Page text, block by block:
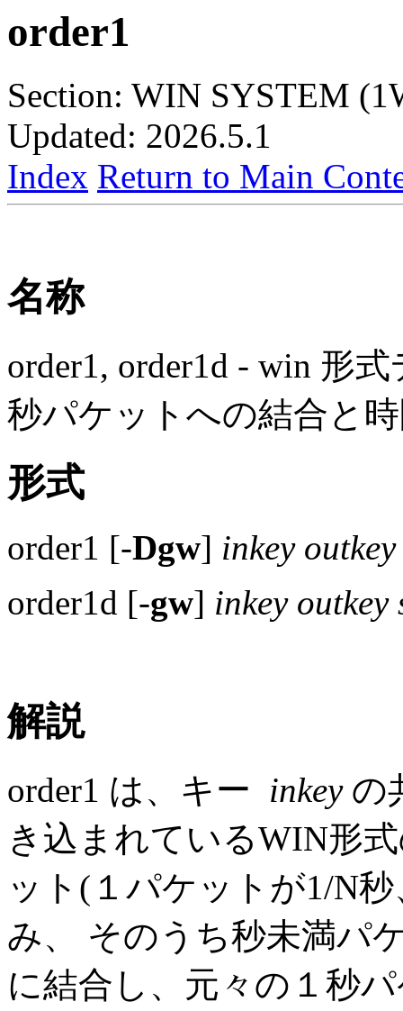
order1
Section: WIN SYSTEM
Updated: 2026.5.1
Index Return to Main
名称
order1, order1d - win 形
秒パケットへの結合と
形式
order1 [-Dgw] inkey outkey
order1d [-gw] inkey outkey
解説
order1 は、キー inkeyの
き込まれているWIN形
ット(１パケットが1/N
み、 そのうち秒未満パ
に結合し、元々の１秒